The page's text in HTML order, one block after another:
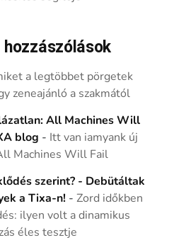
a legtöbbet pörgetek
zeneajánló a szakmától
All Machines Will
blog - Itt van iamyank új
Machines Will Fail
szerint? - Debütáltak
a Tixa-n! -Zord időkben
ilyen volt a dinamikus
éles tesztje